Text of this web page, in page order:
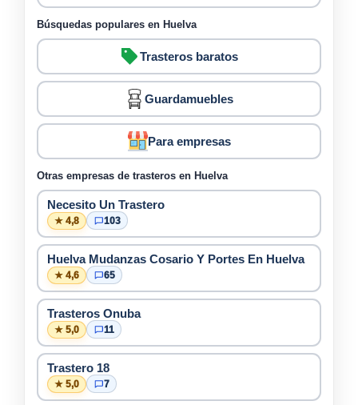
Búsquedas populares en Huelva
Trasteros baratos
Guardamuebles
Para empresas
Otras empresas de trasteros en Huelva
Necesito Un Trastero
★ 4,8 103
Huelva Mudanzas Cosario Y Portes En Huelva
★ 4,6 65
Trasteros Onuba
★ 5,0 11
Trastero 18
★ 5,0 7